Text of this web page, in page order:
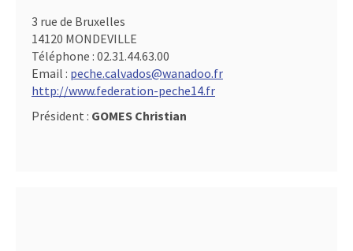
3 rue de Bruxelles
14120 MONDEVILLE
Téléphone : 02.31.44.63.00
Email : peche.calvados@wanadoo.fr
http://www.federation-peche14.fr
Président : GOMES Christian